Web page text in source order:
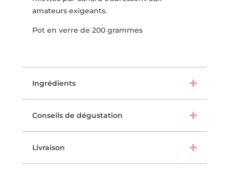
amateurs exigeants.
Pot en verre de 200 grammes
Ingrédients
Conseils de dégustation
Livraison